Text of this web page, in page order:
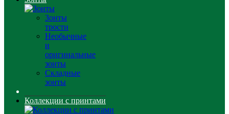
Зонты
трости
Необычные
и
оригинальные
зонты
Складные
зонты
Коллекции с принтами